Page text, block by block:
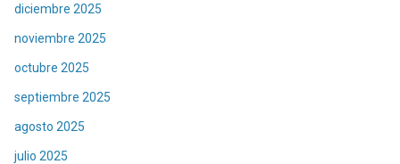
diciembre 2025
noviembre 2025
octubre 2025
septiembre 2025
agosto 2025
julio 2025